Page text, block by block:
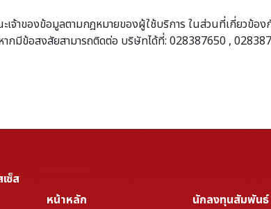
เจ้าของข้อมูลตามกฎหมายของผู้ใช้บริการ ในส่วนที่เกี่ยวข้
ากมีข้อสงสัยสามารถติดต่อ บริษัทได้ที่: 028387650 ,
ซ็ส
หน้าหลัก
นักลงทุนสัมพันธ์